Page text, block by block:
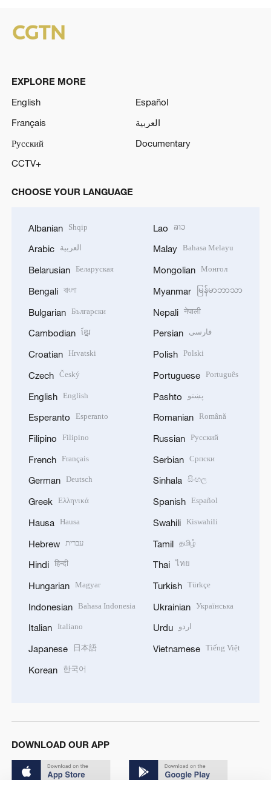
EXPLORE MORE
English
Español
Français
العربية
Русский
Documentary
CCTV+
CHOOSE YOUR LANGUAGE
Albanian Shqip
Arabic العربية
Belarusian Беларуская
Bengali বাংলা
Bulgarian Български
Cambodian ខ្មែរ
Croatian Hrvatski
Czech Český
English English
Esperanto Esperanto
Filipino Filipino
French Français
German Deutsch
Greek Ελληνικά
Hausa Hausa
Hebrew עברית
Hindi हिन्दी
Hungarian Magyar
Indonesian Bahasa Indonesia
Italian Italiano
Japanese 日本語
Korean 한국어
Lao ລາວ
Malay Bahasa Melayu
Mongolian Монгол
Myanmar မြန်မာဘာသာ
Nepali नेपाली
Persian فارسی
Polish Polski
Portuguese Português
Pashto پښتو
Romanian Română
Russian Русский
Serbian Српски
Sinhala සිංහල
Spanish Español
Swahili Kiswahili
Tamil தமிழ்
Thai ไทย
Turkish Türkçe
Ukrainian Українська
Urdu اردو
Vietnamese Tiếng Việt
DOWNLOAD OUR APP